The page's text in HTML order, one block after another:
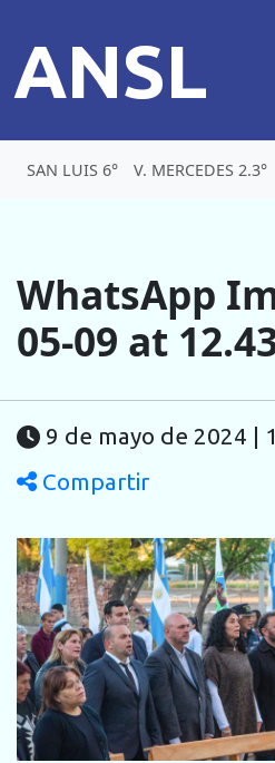
ANSL
SAN LUIS 6° V. MERCEDES 2.3°
WhatsApp
05-09 at
9 de mayo de 2024 |
Compartir